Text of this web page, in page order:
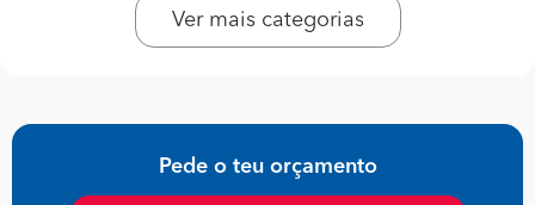
Ver mais categorias
Pede o teu orçamento